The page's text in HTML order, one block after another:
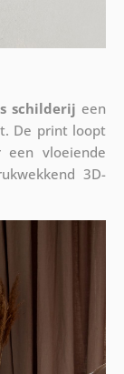
schilderij een
De print loopt
vloeiende
3D-